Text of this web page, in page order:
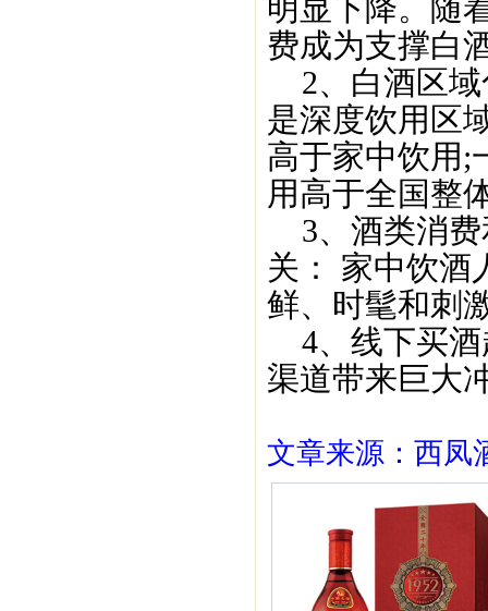
明显下降。随
费成为支撑白
2、白酒区域
是深度饮用区
高于家中饮用;
用高于全国整
3、酒类消费
关： 家中饮酒
鲜、时髦和刺
4、线下买酒
渠道带来巨大
文章来源：西凤